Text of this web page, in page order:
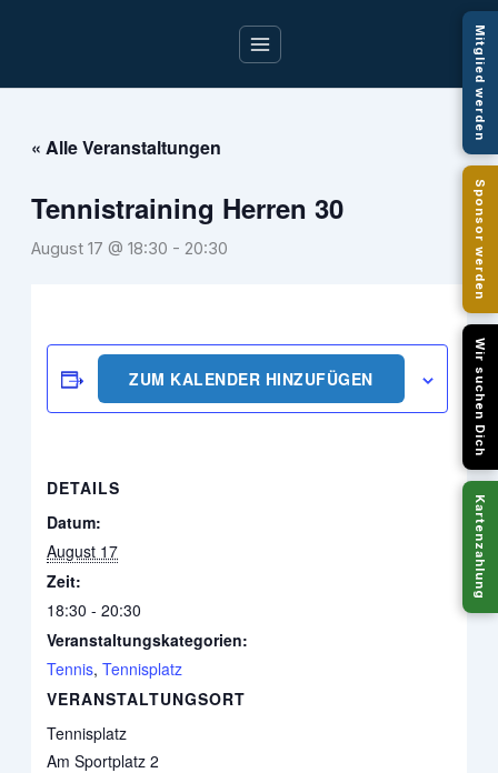
« Alle Veranstaltungen
Tennistraining Herren 30
August 17 @ 18:30 - 20:30
ZUM KALENDER HINZUFÜGEN
DETAILS
Datum:
August 17
Zeit:
18:30 - 20:30
Veranstaltungskategorien:
Tennis,Tennisplatz
VERANSTALTUNGSORT
Tennisplatz
Am Sportplatz 2
Mitglied werden
Sponsor werden
Wir suchen Dich
Kartenzahlung